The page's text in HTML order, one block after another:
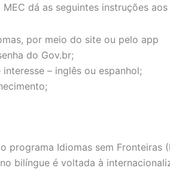
dá as seguintes instruções
por meio do site ou pelo app
do Gov.br;
– inglês ou espanhol;
programa Idiomas sem Fronteiras
bilíngue é voltada à